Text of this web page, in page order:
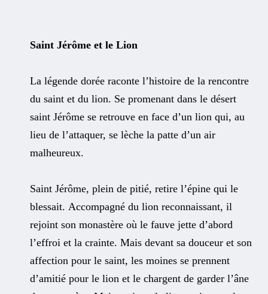
Saint Jérôme et le Lion
La légende dorée raconte l’histoire de la rencontre
du saint et du lion. Se promenant dans le désert
saint Jérôme se retrouve en face d’un lion qui, au
lieu de l’attaquer, se lèche la patte d’un air
malheureux.
Saint Jérôme, plein de pitié, retire l’épine qui le
blessait. Accompagné du lion reconnaissant, il
rejoint son monastère où le fauve jette d’abord
l’effroi et la crainte. Mais devant sa douceur et son
affection pour le saint, les moines se prennent
d’amitié pour le lion et le chargent de garder l’âne